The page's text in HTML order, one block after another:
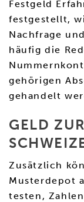
Festgeld
festgestellt,
Nachfrage
häufig die
gehörigen
gehandelt
GELD
Zusätzlich
Musterdepot
testen,